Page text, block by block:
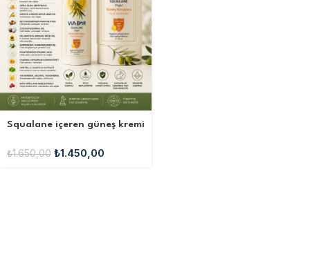
Squalane içeren güneş kremi
₺1.650,00 ₺1.450,00